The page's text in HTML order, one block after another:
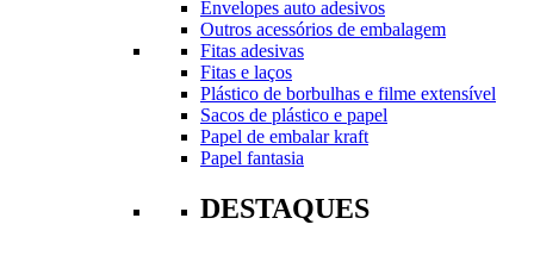
Envelopes auto adesivos
Outros acessórios de embalagem
Fitas adesivas
Fitas e laços
Plástico de borbulhas e filme extensível
Sacos de plástico e papel
Papel de embalar kraft
Papel fantasia
DESTAQUES